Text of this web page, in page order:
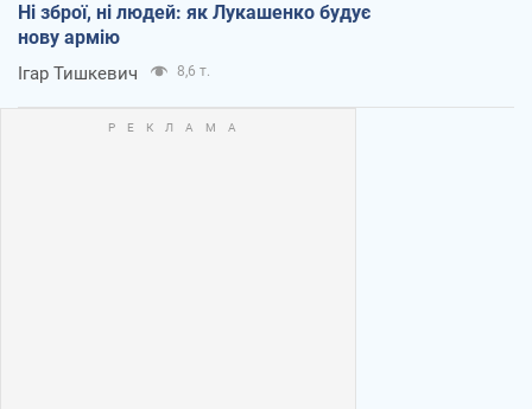
Ні зброї, ні людей: як Лукашенко будує
нову армію
Ігар Тишкевич 8,6 т.